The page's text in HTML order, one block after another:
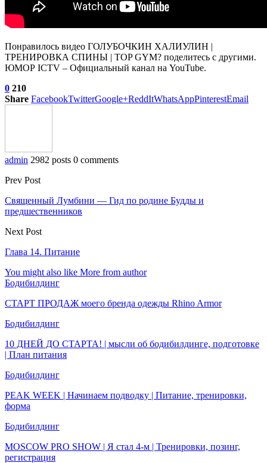
Понравилось видео ГОЛУБОЧКИН ХАЛИУЛИН |
ТРЕНИРОВКА СПИНЫ | TOP GYM? поделитесь с другими.
ЮМОР ICTV – Официальный канал на YouTube.
0 210
Share FacebookTwitterGoogle+ReddItWhatsAppPinterestEmail
admin 2982 posts 0 comments
Prev Post
Священный Лумбини — Гид по родине Будды и
предшественников
Next Post
Глава 14. Питание
You might also like More from author
Бодибилдинг
СТАРТ ПРОДАЖ моего бренда одежды Rhino Armor
Бодибилдинг
10 ДНЕЙ ДО СТАРТА! | мысли об бодибилдинге, подготовке
| План питания
Бодибилдинг
PEAK WEEK | Начинаем подводку | Питание, тренировки,
форма
Бодибилдинг
MOSCOW PRO SHOW | Я стал 4-м | Тренировки, позинг,
регистрация